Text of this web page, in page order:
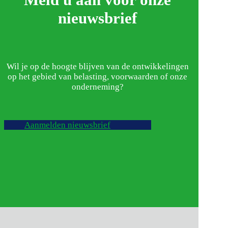
nieuwsbrief
Wil je op de hoogte blijven van de ontwikkelingen
op het gebied van belasting, voorwaarden of onze
onderneming?
Aanmelden nieuwsbrief